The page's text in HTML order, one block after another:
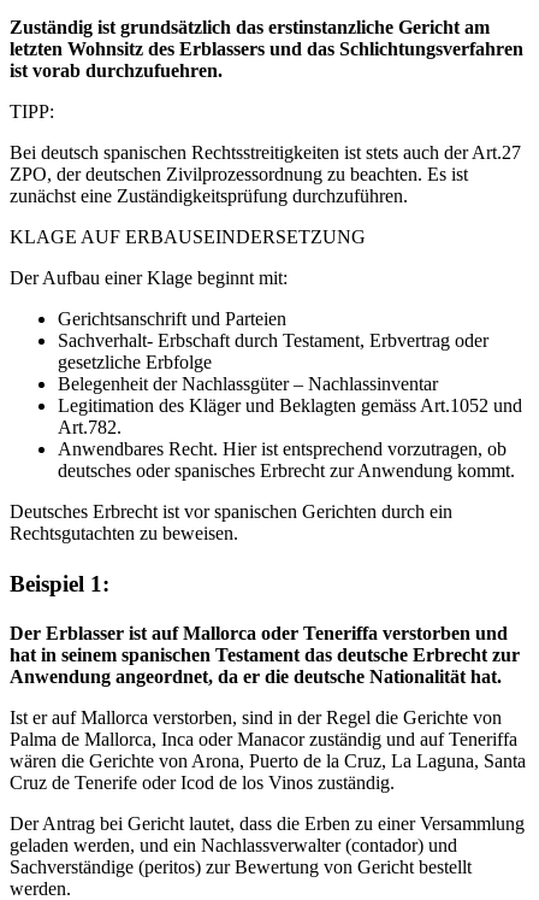
Zuständig ist grundsätzlich das erstinstanzliche Gericht am
letzten Wohnsitz des Erblassers und das Schlichtungsverfahren
ist vorab durchzufuehren.
TIPP:
Bei deutsch spanischen Rechtsstreitigkeiten ist stets auch der Art.27
ZPO, der deutschen Zivilprozessordnung zu beachten. Es ist
zunächst eine Zuständigkeitsprüfung durchzuführen.
KLAGE AUF ERBAUSEINDERSETZUNG
Der Aufbau einer Klage beginnt mit:
Gerichtsanschrift und Parteien
Sachverhalt- Erbschaft durch Testament, Erbvertrag oder
gesetzliche Erbfolge
Belegenheit der Nachlassgüter – Nachlassinventar
Legitimation des Kläger und Beklagten gemäss Art.1052 und
Art.782.
Anwendbares Recht. Hier ist entsprechend vorzutragen, ob
deutsches oder spanisches Erbrecht zur Anwendung kommt.
Deutsches Erbrecht ist vor spanischen Gerichten durch ein
Rechtsgutachten zu beweisen.
Beispiel 1:
Der Erblasser ist auf Mallorca oder Teneriffa verstorben und
hat in seinem spanischen Testament das deutsche Erbrecht zur
Anwendung angeordnet, da er die deutsche Nationalität hat.
Ist er auf Mallorca verstorben, sind in der Regel die Gerichte von
Palma de Mallorca, Inca oder Manacor zuständig und auf Teneriffa
wären die Gerichte von Arona, Puerto de la Cruz, La Laguna, Santa
Cruz de Tenerife oder Icod de los Vinos zuständig.
Der Antrag bei Gericht lautet, dass die Erben zu einer Versammlung
geladen werden, und ein Nachlassverwalter (contador) und
Sachverständige (peritos) zur Bewertung von Gericht bestellt
werden.